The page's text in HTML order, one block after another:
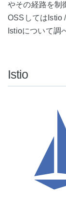
やその経路を制
OSSしてはIstio
Istioについて調
Istio